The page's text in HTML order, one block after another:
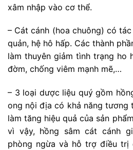
xâm nhập vào cơ thể.
– Cát cánh (hoa chuông) có
quản, hệ hô hấp. Các thành
làm thuyên giảm tình trạng ho
đờm, chống viêm mạnh mẽ,…
– 3 loại dược liệu quý gồm
ong nội địa có khả năng tương
làm tăng hiệu quả của sản
vì vậy, hồng sâm cát cánh
phòng ngừa và hỗ trợ điều trị